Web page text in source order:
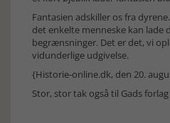
Fantasien adskiller os fra
det enkelte menneske kan lade
begrænsninger. Det er det, vi
vidunderlige udgivelse.
{Historie-online.dk, den 20.
Stor, stor tak også til Gads